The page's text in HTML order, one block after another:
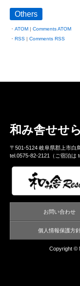
Others
ATOM | Comments ATOM
RSS | Comments RSS
和み舎せせ
〒501-5124 岐阜県郡上市白
tel.0575-82-2121（ご宿泊は
お問い合わせ
個人情報保護方
Copyright ©